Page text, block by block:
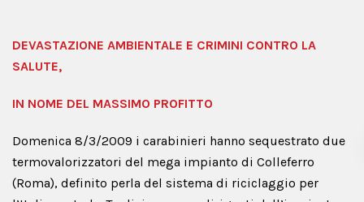
DEVASTAZIONE AMBIENTALE E CRIMINI CONTRO LA
SALUTE,
IN NOME DEL MASSIMO PROFITTO
Domenica 8/3/2009 i carabinieri hanno sequestrato due
termovalorizzatori del mega impianto di Colleferro
(Roma), definito perla del sistema di riciclaggio per